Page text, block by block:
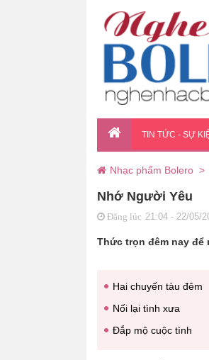
TIN TỨC - SỰ
Nhạc phẩm Bolero >
Nhớ Người Yêu
Đăng lúc 21:04 - 22/05/
Thức trọn đêm nay
Hai chuyến tàu đêm
Nối lại tình xưa
Đắp mộ cuộc tình